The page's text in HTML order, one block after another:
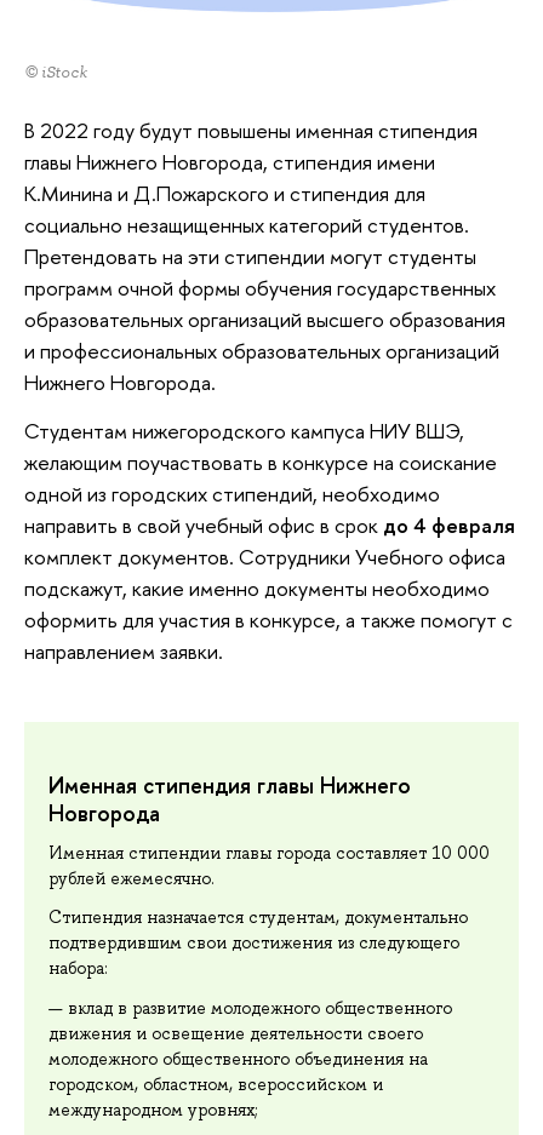
© iStock
В 2022 году будут повышены именная стипендия
главы Нижнего Новгорода, стипендия имени
К.Минина и Д.Пожарского и стипендия для
социально незащищенных категорий студентов.
Претендовать на эти стипендии могут студенты
программ очной формы обучения государственных
образовательных организаций высшего образования
и профессиональных образовательных организаций
Нижнего Новгорода.
Студентам нижегородского кампуса НИУ ВШЭ,
желающим поучаствовать в конкурсе на соискание
одной из городских стипендий, необходимо
направить в свой учебный офис в срок до 4 февраля
комплект документов. Сотрудники Учебного офиса
подскажут, какие именно документы необходимо
оформить для участия в конкурсе, а также помогут с
направлением заявки.
Именная стипендия главы Нижнего
Новгорода
Именная стипендии главы города составляет 10 000
рублей ежемесячно.
Стипендия назначается студентам, документально
подтвердившим свои достижения из следующего
набора:
вклад в развитие молодежного общественного
движения и освещение деятельности своего
молодежного общественного объединения на
городском, областном, всероссийском и
международном уровнях;